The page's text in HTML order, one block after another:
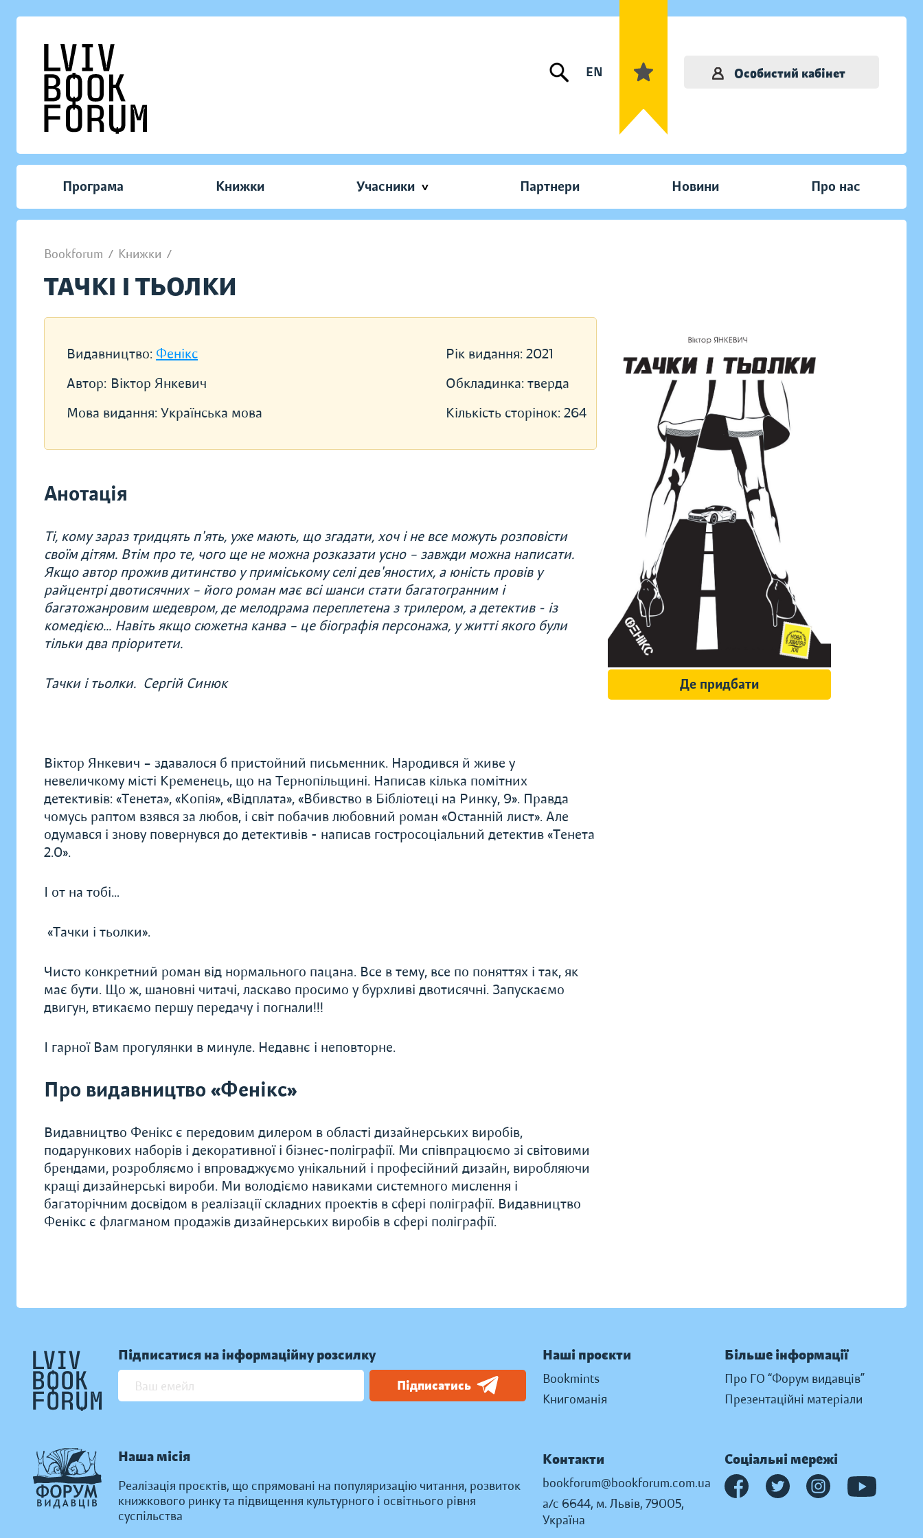
EN Особистий кабінет
Програма Книжки Учасники Партнери Новини Про нас
Bookforum / Книжки /
ТАЧКІ І ТЬОЛКИ
Видавництво: Фенікс
Автор: Віктор Янкевич
Мова видання: Українська мова
Рік видання: 2021
Обкладинка: тверда
Кількість сторінок: 264
Анотація
Ті, кому зараз тридцять п'ять, уже мають, що згадати, хоч і не все можуть розповісти
своїм дітям. Втім про те, чого ще не можна розказати усно – завжди можна написати.
Якщо автор прожив дитинство у приміському селі дев'яностих, а юність провів у
райцентрі двотисячних – його роман має всі шанси стати багатогранним і
багатожанровим шедевром, де мелодрама переплетена з трилером, а детектив - із
комедією... Навіть якщо сюжетна канва – це біографія персонажа, у житті якого були
тільки два пріоритети.
Тачки і тьолки. Сергій Синюк
Віктор Янкевич – здавалося б пристойний письменник. Народився й живе у
невеличкому місті Кременець, що на Тернопільщині. Написав кілька помітних
детективів: «Тенета», «Копія», «Відплата», «Вбивство в Бібліотеці на Ринку, 9». Правда
чомусь раптом взявся за любов, і світ побачив любовний роман «Останній лист». Але
одумався і знову повернувся до детективів - написав гостросоціальний детектив «Тенета
2.0».
І от на тобі…
«Тачки і тьолки».
Чисто конкретний роман від нормального пацана. Все в тему, все по поняттях і так, як
має бути. Що ж, шановні читачі, ласкаво просимо у бурхливі двотисячні. Запускаємо
двигун, втикаємо першу передачу і погнали!!!
І гарної Вам прогулянки в минуле. Недавнє і неповторне.
Про видавництво «Фенікс»
Видавництво Фенікс є передовим дилером в області дизайнерських виробів,
подарункових наборів і декоративної і бізнес-поліграфії. Ми співпрацюємо зі світовими
брендами, розробляємо і впроваджуємо унікальний і професійний дизайн, виробляючи
кращі дизайнерські вироби. Ми володіємо навиками системного мислення і
багаторічним досвідом в реалізації складних проектів в сфері поліграфії. Видавництво
Фенікс є флагманом продажів дизайнерських виробів в сфері поліграфії.
Де придбати
Підписатися на інформаційну розсилку
Підписатись
Наша місія
Реалізація проєктів, що спрямовані на популяризацію читання, розвиток
книжкового ринку та підвищення культурного і освітнього рівня
суспільства
Наші проєкти
Bookmints
Книгоманія
Більше інформації
Про ГО “Форум видавців”
Презентаційні матеріали
Контакти
bookforum@bookforum.com.ua
а/с 6644, м. Львів, 79005,
Україна
Соціальні мережі